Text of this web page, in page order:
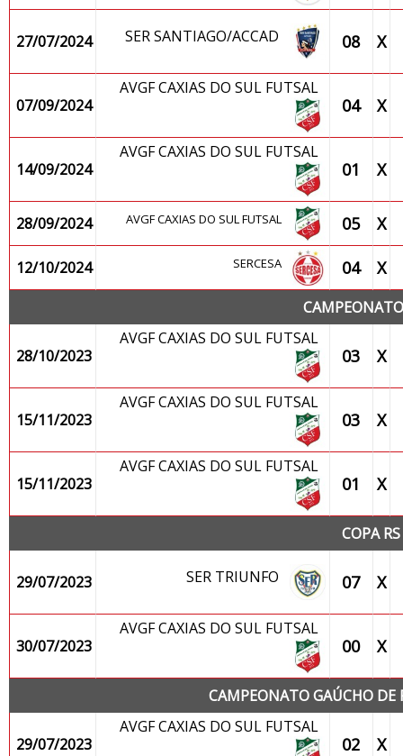
27/07/2024 SER SANTIAGO/ACCAD 08 X
07/09/2024
AVGF CAXIAS DO SUL FUTSAL
04 X
14/09/2024
AVGF CAXIAS DO SUL FUTSAL
01 X
28/09/2024 AVGF CAXIAS DO SUL FUTSAL 05 X
12/10/2024 SERCESA 04 X
28/10/2023
AVGF CAXIAS DO SUL FUTSAL
03 X
15/11/2023
AVGF CAXIAS DO SUL FUTSAL
03 X
15/11/2023
AVGF CAXIAS DO SUL FUTSAL
01 X
COPA
29/07/2023 SER TRIUNFO 07 X
30/07/2023
AVGF CAXIAS DO SUL FUTSAL
00 X
CAMPEONATO GAÚCHO DE
29/07/2023
AVGF CAXIAS DO SUL FUTSAL
02 X